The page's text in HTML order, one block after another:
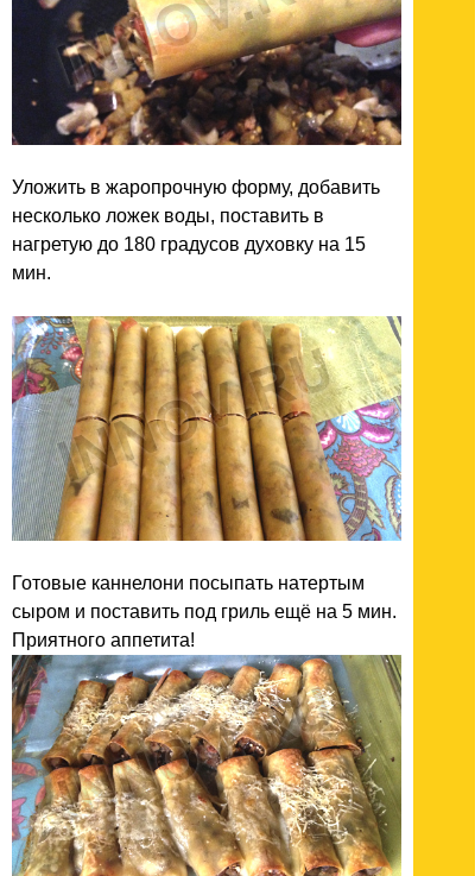
Уложить в жаропрочную форму, добавить
несколько ложек воды, поставить в
нагретую до 180 градусов духовку на 15
мин.
Готовые каннелони посыпать натертым
сыром и поставить под гриль ещё на 5 мин.
Приятного аппетита!